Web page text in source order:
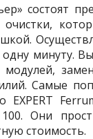
состоят
очистки,
минуту.
Самые
EXPERT
Они
стоимость.